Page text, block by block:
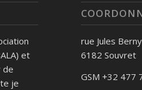
et
de
je
rue Jules
6182 Souvret
GSM +32 477